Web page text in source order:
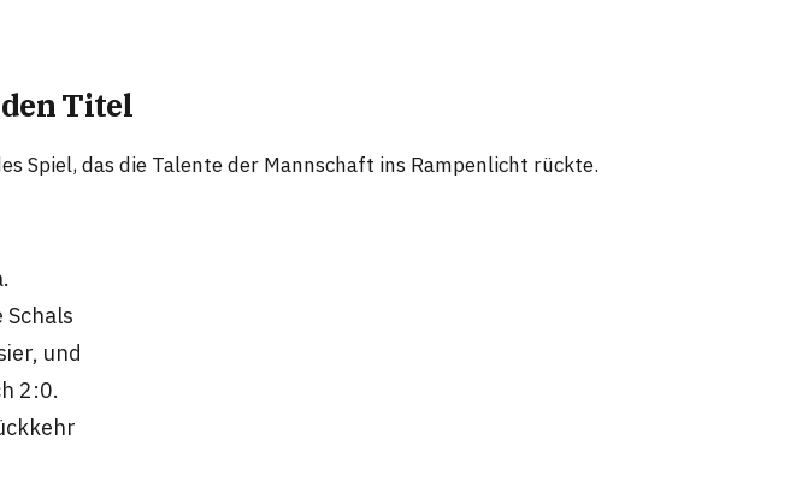
Titel
Spiel, das die Talente der Mannschaft ins Rampenlicht rückte.
und
2:0.